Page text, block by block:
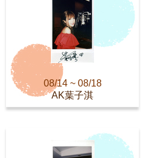
08/14 ~ 08/18
AK葉子淇